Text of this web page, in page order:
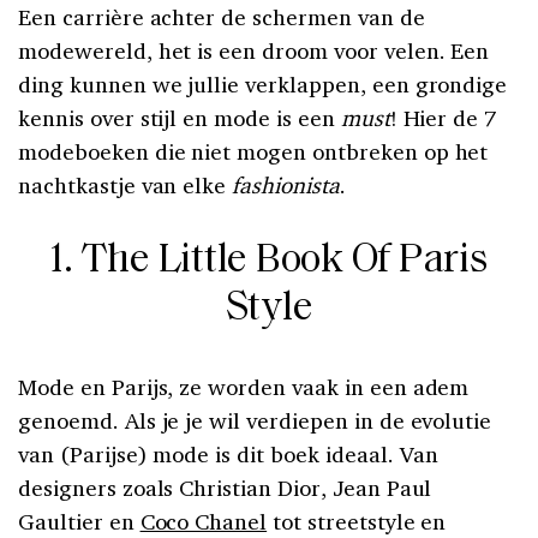
Een carrière achter de schermen van de
modewereld, het is een droom voor velen. Een
ding kunnen we jullie verklappen, een grondige
kennis over stijl en mode is een must! Hier de 7
modeboeken die niet mogen ontbreken op het
nachtkastje van elke fashionista.
1. The Little Book Of Paris
Style
Mode en Parijs, ze worden vaak in een adem
genoemd. Als je je wil verdiepen in de evolutie
van (Parijse) mode is dit boek ideaal. Van
designers zoals Christian Dior, Jean Paul
Gaultier en Coco Chanel tot streetstyle en